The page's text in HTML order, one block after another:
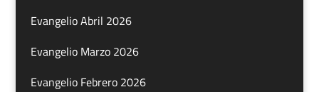
Evangelio Abril 2026
Evangelio Marzo 2026
Evangelio Febrero 2026